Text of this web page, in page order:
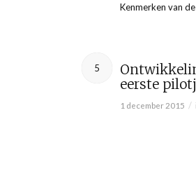
Kenmerken van
5
eerste
1 december 2015 /